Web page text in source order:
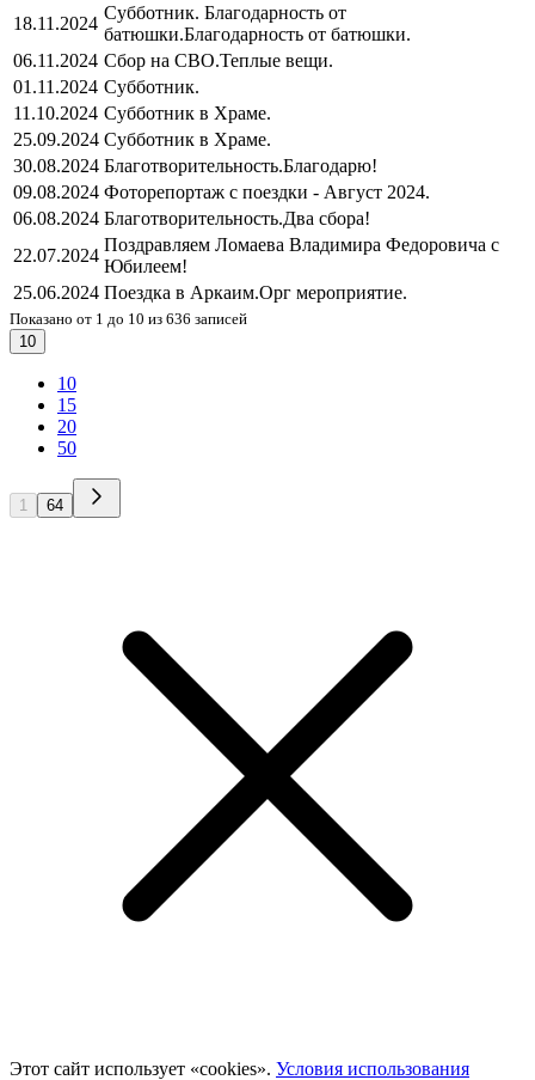
18.11.2024
Субботник. Благодарность от
батюшки.Благодарность от батюшки.
06.11.2024 Сбор на СВО.Теплые вещи.
01.11.2024 Субботник.
11.10.2024 Субботник в Храме.
25.09.2024 Субботник в Храме.
30.08.2024 Благотворительность.Благодарю!
09.08.2024 Фоторепортаж с поездки - Август 2024.
06.08.2024 Благотворительность.Два сбора!
22.07.2024
Поздравляем Ломаева Владимира Федоровича с
Юбилеем!
25.06.2024 Поездка в Аркаим.Орг мероприятие.
Показано от 1 до 10 из 636 записей
10
10
15
20
50
1 64
Этот сайт использует «cookies». Условия использования